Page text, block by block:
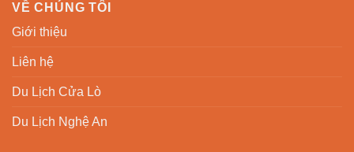
VỀ CHÚNG TÔI
Giới thiệu
Liên hệ
Du Lịch Cửa Lò
Du Lịch Nghệ An